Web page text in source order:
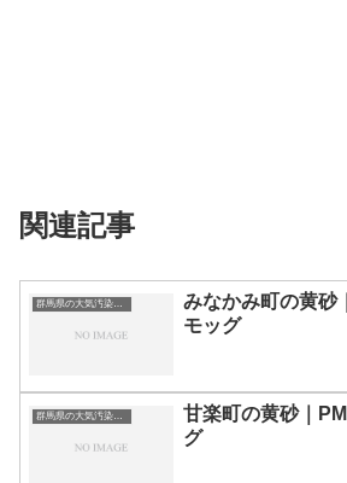
関連記事
群馬県の大気汚染・PM2.5・黄砂・エアロゾルの数値
みなかみ町の黄砂
モッグ
群馬県の大気汚染・PM2.5・黄砂・エアロゾルの数値
甘楽町の黄砂｜
グ